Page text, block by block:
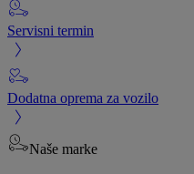
Servisni termin
Dodatna oprema za vozilo
Naše marke